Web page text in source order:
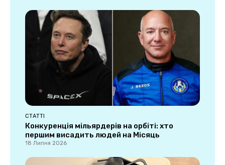
СТАТТІ
Конкуренція мільярдерів на орбіті: хто
першим висадить людей на Місяць
18 Липня 2026